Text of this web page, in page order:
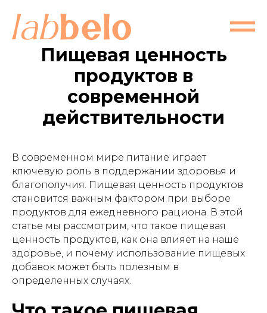
Пищевая ценность
продуктов в
современной
действительности
В современном мире питание играет
ключевую роль в поддержании здоровья и
благополучия. Пищевая ценность продуктов
становится важным фактором при выборе
продуктов для ежедневного рациона. В этой
статье мы рассмотрим, что такое пищевая
ценность продуктов, как она влияет на наше
здоровье, и почему использование пищевых
добавок может быть полезным в
определенных случаях.